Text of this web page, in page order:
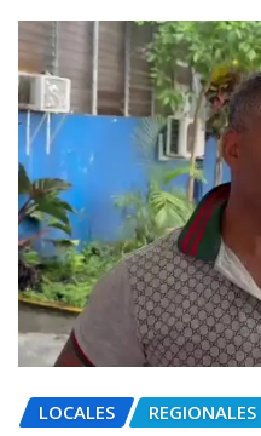
LOCALES REGIONALES